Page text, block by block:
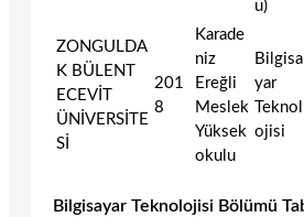
u)
ZONGULDA
K BÜLENT
ECEVİT
ÜNİVERSİTE
Sİ
201
8
Karade
niz
Ereğli
Meslek
Yüksek
okulu
Bilgisa
yar
Teknol
ojisi
Bilgisayar Teknolojisi Bölümü